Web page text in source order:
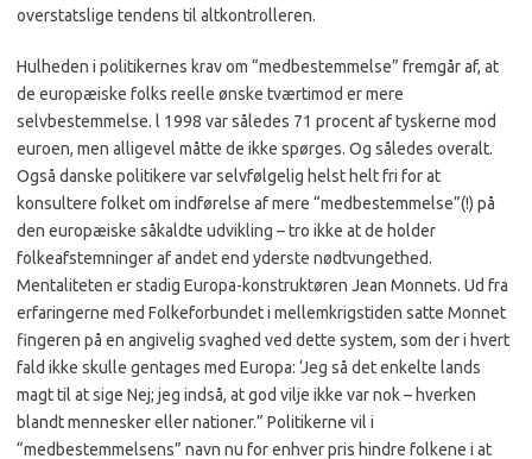
overstatslige tendens til altkontrolleren.
Hulheden i politikernes krav om “medbestemmelse” fremgår af, at
de europæiske folks reelle ønske tværtimod er mere
selvbestemmelse. l 1998 var således 71 procent af tyskerne mod
euroen, men alligevel måtte de ikke spørges. Og således overalt.
Også danske politikere var selvfølgelig helst helt fri for at
konsultere folket om indførelse af mere “medbestemmelse”(!) på
den europæiske såkaldte udvikling – tro ikke at de holder
folkeafstemninger af andet end yderste nødtvungethed.
Mentaliteten er stadig Europa-konstruktøren Jean Monnets. Ud fra
erfaringerne med Folkeforbundet i mellemkrigstiden satte Monnet
fingeren på en angivelig svaghed ved dette system, som der i hvert
fald ikke skulle gentages med Europa: ‘Jeg så det enkelte lands
magt til at sige Nej; jeg indså, at god vilje ikke var nok – hverken
blandt mennesker eller nationer.” Politikerne vil i
“medbestemmelsens” navn nu for enhver pris hindre folkene i at